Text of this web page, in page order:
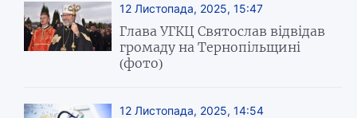
12 Листопада, 2025, 15:47
Глава УГКЦ Святослав відвідав
громаду на Тернопільщині
(фото)
12 Листопада, 2025, 14:54